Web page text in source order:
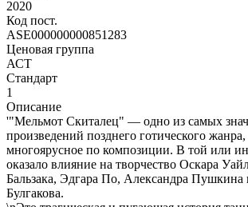
2020
Код пост.
ASE000000000851283
Ценовая группа
АСТ
Стандарт
1
Описание
'"Мельмот Скиталец" — одно из самых
произведений позднего готического
многоярусное по композиции. В той или
оказало влияние на творчество Оскара
Бальзака, Эдгара По, Александра
Булгакова.